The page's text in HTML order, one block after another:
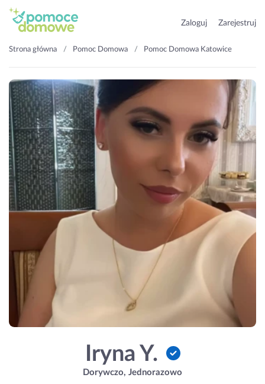
Zaloguj Zarejestruj
Strona główna Pomoc Domowa Pomoc Domowa Katowice
Iryna Y.
Dorywczo, Jednorazowo